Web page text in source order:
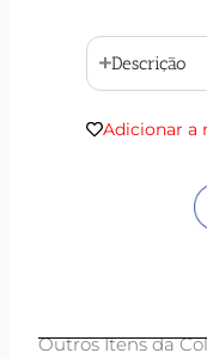
Descrição
Adicionar a
Outros Itens da